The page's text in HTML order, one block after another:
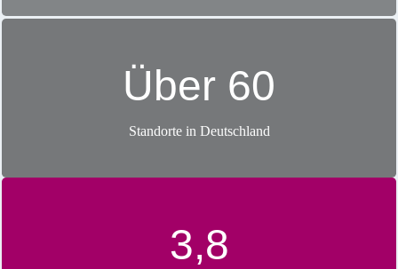
Über 60
Standorte in Deutschland
3,8